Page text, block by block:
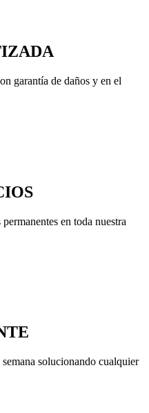
garantía de daños y en el
en toda nuestra
solucionando cualquier